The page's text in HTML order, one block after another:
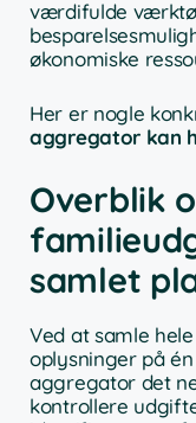
værdifulde
økonomiske
Her er nogle
aggregator kan
Overblik
samlet
Ved at samle
oplysninger på
aggregator det
kontrollere